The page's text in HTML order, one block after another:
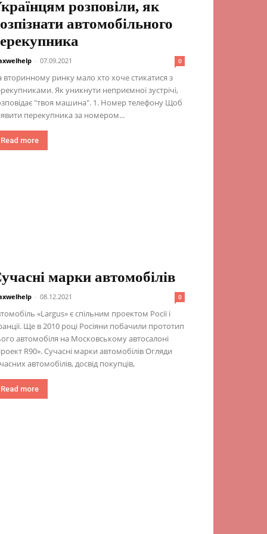
розповіли, як
автомобільного
- 07.09.2021 0
вторинному ринку мало хто хоче стикатися з
Як уникнути неприємної зустрічі,
"твоя машина". 1. Номер телефону Щоб
перекупника за номером...
Read more
марки автомобілів
- 08.12.2021 0
«Largus» є спільним проектом Росії і
Ще в 2010 році Росіяни побачили прототип
автомобіля на Московському автосалоні
R90». Сучасні марки автомобілів Огляди
автомобілів, досвід покупців,
Read more